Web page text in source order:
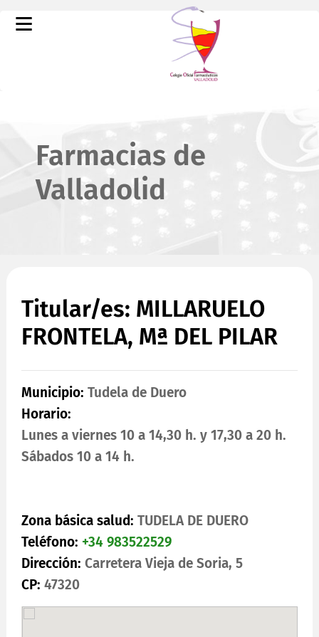
Farmacias de
Valladolid
Titular/es: MILLARUELO
FRONTELA, Mª DEL PILAR
Municipio: Tudela de Duero
Horario:
Lunes a viernes 10 a 14,30 h. y 17,30 a 20 h.
Sábados 10 a 14 h.
Zona básica salud:TUDELA DE DUERO
Teléfono: +34 983522529
Dirección: Carretera Vieja de Soria, 5
CP: 47320